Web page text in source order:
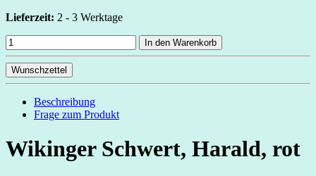
Lieferzeit: 2 - 3 Werktage
In den Warenkorb
Wunschzettel
Beschreibung
Frage zum Produkt
Wikinger Schwert, Harald, rot